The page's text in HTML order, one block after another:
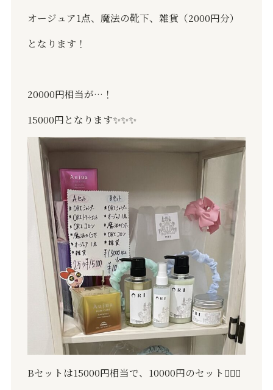
オージュア1点、魔法の靴下、雑貨（2000円分）
となります！
20000円相当が… ！
15000円となります✨✨✨
Bセットは15000円相当で、 10000円のセット🙆🏻‍♀️